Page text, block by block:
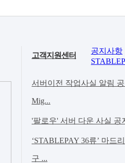
고객지원센터
공지사항
서버이전 작업사실 알림 공
Mig...
'팔로우' 서버 다운 사실 공
‘STABLEPAY 36류’ 마드
구 ...